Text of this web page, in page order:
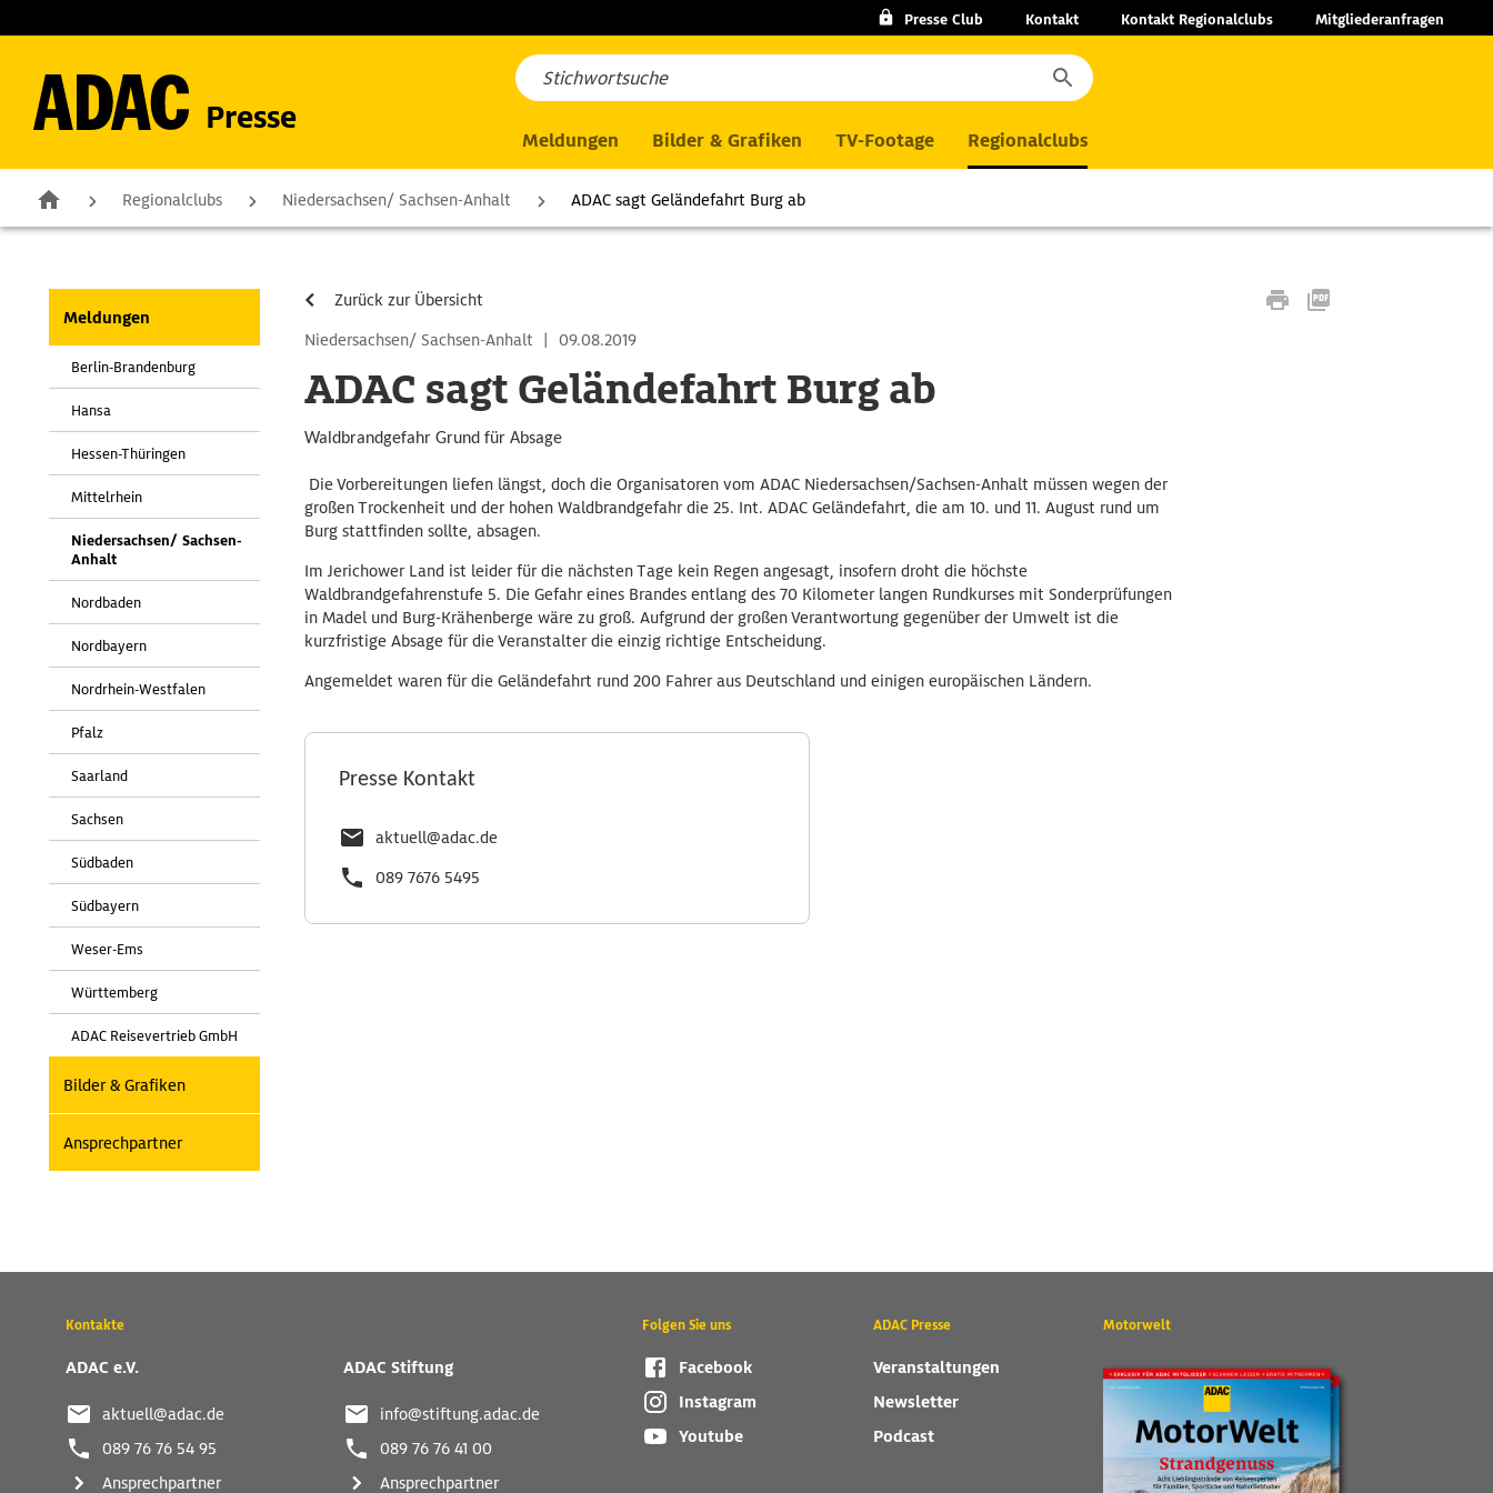
Presse Club Kontakt Kontakt Regionalclubs Mitgliederanfragen
Presse
Meldungen Bilder & Grafiken TV-Footage Regionalclubs
Regionalclubs Niedersachsen/ Sachsen-Anhalt ADAC sagt Geländefahrt Burg ab
Meldungen
Berlin-Brandenburg
Hansa
Hessen-Thüringen
Mittelrhein
Niedersachsen/ Sachsen-
Anhalt
Nordbaden
Nordbayern
Nordrhein-Westfalen
Pfalz
Saarland
Sachsen
Südbaden
Südbayern
Weser-Ems
Württemberg
ADAC Reisevertrieb GmbH
Bilder & Grafiken
Ansprechpartner
Zurück zur Übersicht
Niedersachsen/ Sachsen-Anhalt
| 09.08.2019
ADAC sagt Geländefahrt Burg ab
Waldbrandgefahr Grund für Absage
Die Vorbereitungen liefen längst, doch die Organisatoren vom ADAC Niedersachsen/Sachsen-Anhalt müssen wegen der
großen Trockenheit und der hohen Waldbrandgefahr die 25. Int. ADAC Geländefahrt, die am 10. und 11. August rund um
Burg stattfinden sollte, absagen.
Im Jerichower Land ist leider für die nächsten Tage kein Regen angesagt, insofern droht die höchste
Waldbrandgefahrenstufe 5. Die Gefahr eines Brandes entlang des 70 Kilometer langen Rundkurses mit Sonderprüfungen
in Madel und Burg-Krähenberge wäre zu groß. Aufgrund der großen Verantwortung gegenüber der Umwelt ist die
kurzfristige Absage für die Veranstalter die einzig richtige Entscheidung.
Angemeldet waren für die Geländefahrt rund 200 Fahrer aus Deutschland und einigen europäischen Ländern.
Presse Kontakt
aktuell@adac.de
089 7676 5495
Wichtige
und
Links
Kontakte
ADAC e.V.
aktuell@adac.de
089 76 76 54 95
Ansprechpartner
ADAC Stiftung
info@stiftung.adac.de
089 76 76 41 00
Ansprechpartner
Folgen Sie uns
Facebook
Instagram
Youtube
ADAC Presse
Veranstaltungen
Newsletter
Podcast
Motorwelt